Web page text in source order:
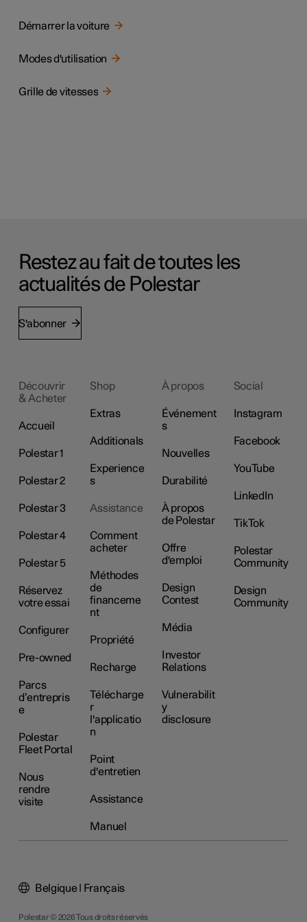
Démarrer la voiture
Modes d'utilisation
Grille de vitesses
Restez au fait de toutes les
actualités de Polestar
S'abonner
Découvrir
& Acheter
Accueil
Polestar 1
Polestar 2
Polestar 3
Polestar 4
Polestar 5
Réservez
votre essai
Configurer
Pre-owned
Parcs
d’entrepris
e
Polestar
Fleet Portal
Nous
rendre
visite
Shop
Extras
Additionals
Experience
s
Assistance
Comment
acheter
Méthodes
de
financeme
nt
Propriété
Recharge
Télécharge
r
l'applicatio
n
Point
d'entretien
Assistance
Manuel
À propos
Événement
s
Nouvelles
Durabilité
À propos
de Polestar
Offre
d'emploi
Design
Contest
Média
Investor
Relations
Vulnerabilit
y
disclosure
Social
Instagram
Facebook
YouTube
LinkedIn
TikTok
Polestar
Community
Design
Community
Polestar © 2026 Tous droits réservés
Belgique | Français